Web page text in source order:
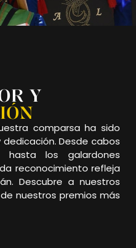
Y
comparsa ha sido
Desde cabos
hasta los galardones
reconocimiento refleja
Descubre a nuestros
nuestros premios más